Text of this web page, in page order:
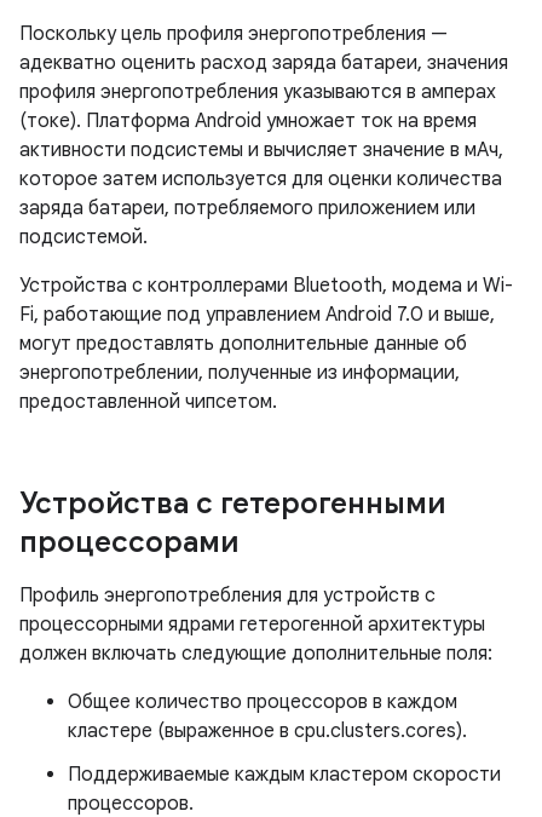
Поскольку цель профиля энергопотребления —
адекватно оценить расход заряда батареи, значения
профиля энергопотребления указываются в амперах
(токе). Платформа Android умножает ток на время
активности подсистемы и вычисляет значение в мАч,
которое затем используется для оценки количества
заряда батареи, потребляемого приложением или
подсистемой.
Устройства с контроллерами Bluetooth, модема и Wi-
Fi, работающие под управлением Android 7.0 и выше,
могут предоставлять дополнительные данные об
энергопотреблении, полученные из информации,
предоставленной чипсетом.
Устройства с гетерогенными
процессорами
Профиль энергопотребления для устройств с
процессорными ядрами гетерогенной архитектуры
должен включать следующие дополнительные поля:
Общее количество процессоров в каждом
кластере (выраженное в cpu.clusters.cores).
Поддерживаемые каждым кластером скорости
процессоров.